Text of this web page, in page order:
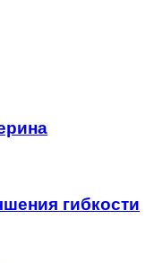
гибкости